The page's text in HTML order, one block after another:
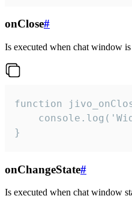
onClose#
Is executed when chat window
function
}
onChangeState#
Is executed when chat window